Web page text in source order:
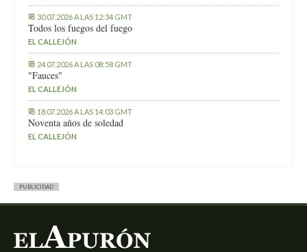
30.07.2026 A LAS 12:34 GMT
Todos los fuegos del fuego
EL CALLEJÓN
24.07.2026 A LAS 08:58 GMT
"Fauces"
EL CALLEJÓN
18.07.2026 A LAS 14:03 GMT
Noventa años de soledad
EL CALLEJÓN
PUBLICIDAD